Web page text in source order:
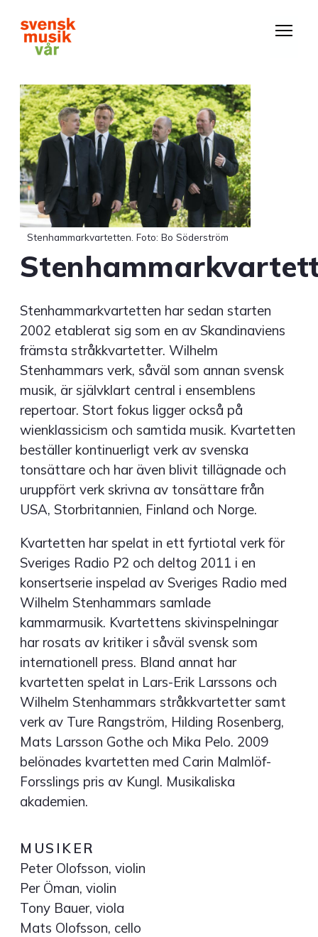
huvudinnehåll
Stenhammarkvartetten. Foto: Bo Söderström
Stenhammarkvartetten har sedan starten
2002 etablerat sig som en av Skandinaviens
främsta stråkkvartetter. Wilhelm
Stenhammars verk, såväl som annan svensk
musik, är självklart central i ensemblens
repertoar. Stort fokus ligger också på
wienklassicism och samtida musik. Kvartetten
beställer kontinuerligt verk av svenska
tonsättare och har även blivit tillägnade och
uruppfört verk skrivna av tonsättare från
USA, Storbritannien, Finland och Norge.
Kvartetten har spelat in ett fyrtiotal verk för
Sveriges Radio P2 och deltog 2011 i en
konsertserie inspelad av Sveriges Radio med
Wilhelm Stenhammars samlade
kammarmusik. Kvartettens skivinspelningar
har rosats av kritiker i såväl svensk som
internationell press. Bland annat har
kvartetten spelat in Lars-Erik Larssons och
Wilhelm Stenhammars stråkkvartetter samt
verk av Ture Rangström, Hilding Rosenberg,
Mats Larsson Gothe och Mika Pelo. 2009
belönades kvartetten med Carin Malmlöf-
Forsslings pris av Kungl. Musikaliska
akademien.
MUSIKER
Peter Olofsson, violin
Per Öman, violin
Tony Bauer, viola
Mats Olofsson, cello